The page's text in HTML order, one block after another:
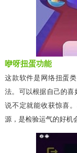
咿呀扭蛋功能
这款软件是网络扭蛋
法。可以根据自己的喜
说不定就能收获惊喜
源，是检验运气的好机